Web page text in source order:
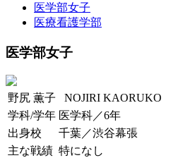
医学部女子
医療看護学部
医学部女子
野尻 薫子
NOJIRI KAORUKO
学科/学年 医学科／6年
出身校
千葉／渋谷幕張
主な戦績 特になし